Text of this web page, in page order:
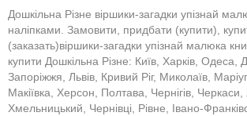
Дошкільна Різне віршики-загадки упізнай
наліпками. Замовити, придбати (купити),
(заказать)віршики-загадки упізнай малюка
купити Дошкільна Різне: Київ, Харків, Одеса,
Запоріжжя, Львів, Кривий Ріг, Миколаїв,
Макіївка, Херсон, Полтава, Чернігів,
Хмельницький, Чернівці, Рівне, Івано-